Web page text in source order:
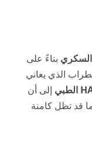
بناءً على
الذي يعاني
إلى أن
قد تظل كامنة